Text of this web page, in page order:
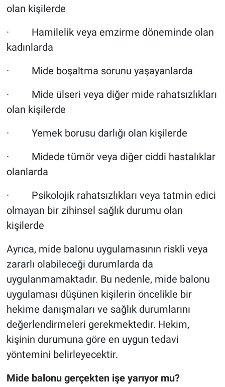
olan kişilerde
· Hamilelik veya emzirme döneminde olan
kadınlarda
· Mide boşaltma sorunu yaşayanlarda
· Mide ülseri veya diğer mide rahatsızlıkları
olan kişilerde
· Yemek borusu darlığı olan kişilerde
· Midede tümör veya diğer ciddi hastalıklar
olanlarda
· Psikolojik rahatsızlıkları veya tatmin edici
olmayan bir zihinsel sağlık durumu olan
kişilerde
Ayrıca, mide balonu uygulamasının riskli veya
zararlı olabileceği durumlarda da
uygulanmamaktadır. Bu nedenle, mide balonu
uygulaması düşünen kişilerin öncelikle bir
hekime danışmaları ve sağlık durumlarını
değerlendirmeleri gerekmektedir. Hekim,
kişinin durumuna göre en uygun tedavi
yöntemini belirleyecektir.
Mide balonu gerçekten işe yarıyor mu?